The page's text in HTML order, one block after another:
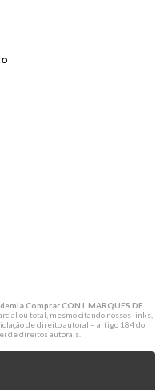
Comprar CONJ. MARQUES DE
ou total, mesmo citando nossos links,
de direito autoral – artigo 184 do
de direitos autorais.